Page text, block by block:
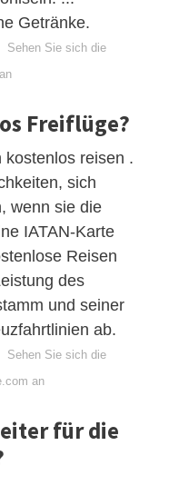
Getränke.
Sehen Sie sich die
Freiflüge?
kostenlos reisen .
sich
wenn sie die
IATAN-Karte
Reisen
des
und seiner
ab.
Sehen Sie sich die
an
für die